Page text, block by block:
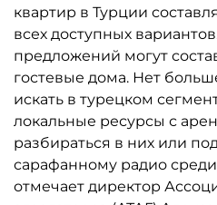
квартир в Турции
всех доступных
предложений могут
гостевые дома. Нет
искать в турецком
локальные ресурсы с
разбираться в них или
сарафанному радио
отмечает директор